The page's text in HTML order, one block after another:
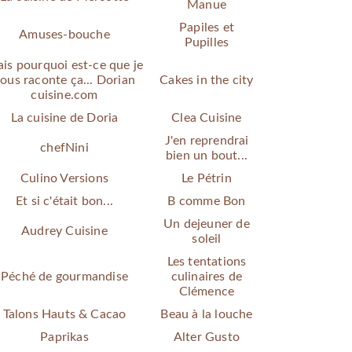
Manue
Amuses-bouche
Papiles et
Pupilles
pourquoi est-ce que je
raconte ça... Dorian
cuisine.com
Cakes in the city
La cuisine de Doria Clea Cuisine
chefNini
J'en reprendrai
bien un bout...
Culino Versions
Le Pétrin
Et si c'était bon...
B comme Bon
Audrey Cuisine
Un dejeuner de
soleil
Péché de gourmandise
Les tentations
culinaires de
Clémence
Talons Hauts & Cacao
Beau à la louche
Paprikas
Alter Gusto